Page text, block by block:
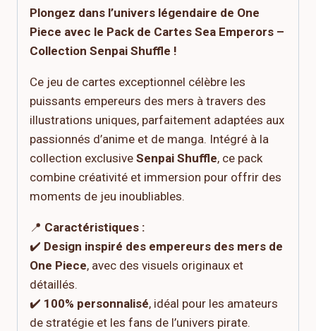
Plongez dans l’univers légendaire de One
Piece avec le Pack de Cartes Sea Emperors –
Collection Senpai Shuffle !
Ce jeu de cartes exceptionnel célèbre les
puissants empereurs des mers à travers des
illustrations uniques, parfaitement adaptées aux
passionnés d’anime et de manga. Intégré à la
collection exclusive Senpai Shuffle, ce pack
combine créativité et immersion pour offrir des
moments de jeu inoubliables.
📍 Caractéristiques :
✔️ Design inspiré des empereurs des mers de
One Piece, avec des visuels originaux et
détaillés.
✔️ 100% personnalisé, idéal pour les amateurs
de stratégie et les fans de l’univers pirate.